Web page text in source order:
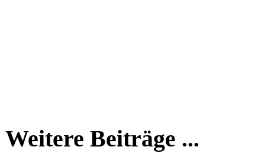
Weitere Beiträge ...